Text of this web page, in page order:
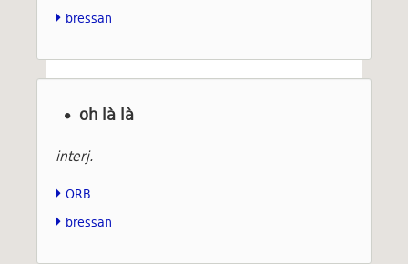
bressan
oh là là
interj.
ORB
bressan